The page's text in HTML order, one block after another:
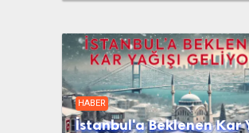
HABER
İstanbul'a Beklenen Kar